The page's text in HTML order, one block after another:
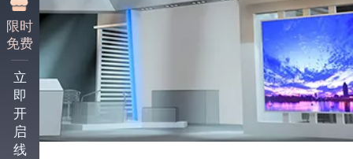
限时
免费
立
即
开
启
线